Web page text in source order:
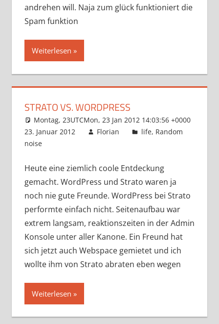
andrehen will. Naja zum glück funktioniert die
Spam funktion
Weiterlesen
STRATO VS. WORDPRESS
Montag, 23UTCMon, 23 Jan 2012 14:03:56 +0000
23. Januar 2012
Florian life, Random
noise
Heute eine ziemlich coole Entdeckung
gemacht. WordPress und Strato waren ja
noch nie gute Freunde. WordPress bei Strato
performte einfach nicht. Seitenaufbau war
extrem langsam, reaktionszeiten in der Admin
Konsole unter aller Kanone. Ein Freund hat
sich jetzt auch Webspace gemietet und ich
wollte ihm von Strato abraten eben wegen
Weiterlesen